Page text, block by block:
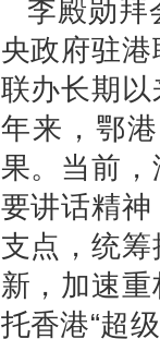
李殿勋拜
央政府驻
联办长期
年来，鄂
果。当前
要讲话精
支点，统
新，加速
托香港“超